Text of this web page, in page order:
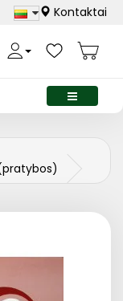
Kontaktai